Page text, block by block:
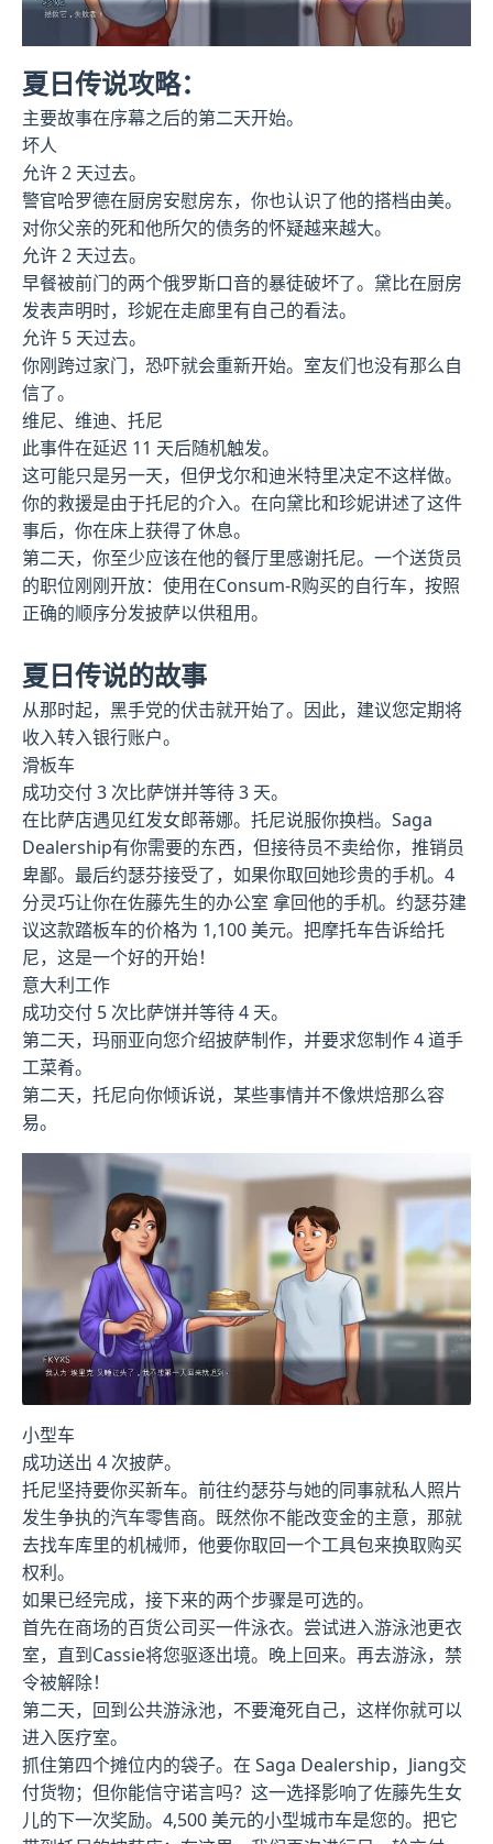
夏日传说攻略：
主要故事在序幕之后的第二天开始。
坏人
允许 2 天过去。
警官哈罗德在厨房安慰房东，你也认识了他的搭档由美。
对你父亲的死和他所欠的债务的怀疑越来越大。
允许 2 天过去。
早餐被前门的两个俄罗斯口音的暴徒破坏了。黛比在厨房
发表声明时，珍妮在走廊里有自己的看法。
允许 5 天过去。
你刚跨过家门，恐吓就会重新开始。室友们也没有那么自
信了。
维尼、维迪、托尼
此事件在延迟 11 天后随机触发。
这可能只是另一天，但伊戈尔和迪米特里决定不这样做。
你的救援是由于托尼的介入。在向黛比和珍妮讲述了这件
事后，你在床上获得了休息。
第二天，你至少应该在他的餐厅里感谢托尼。一个送货员
的职位刚刚开放：使用在Consum-R购买的自行车，按照
正确的顺序分发披萨以供租用。
夏日传说的故事
从那时起，黑手党的伏击就开始了。因此，建议您定期将
收入转入银行账户。
滑板车
成功交付 3 次比萨饼并等待 3 天。
在比萨店遇见红发女郎蒂娜。托尼说服你换档。Saga
Dealership有你需要的东西，但接待员不卖给你，推销员
卑鄙。最后约瑟芬接受了，如果你取回她珍贵的手机。4
分灵巧让你在佐藤先生的办公室 拿回他的手机。约瑟芬建
议这款踏板车的价格为 1,100 美元。把摩托车告诉给托
尼，这是一个好的开始！
意大利工作
成功交付 5 次比萨饼并等待 4 天。
第二天，玛丽亚向您介绍披萨制作，并要求您制作 4 道手
工菜肴。
第二天，托尼向你倾诉说，某些事情并不像烘焙那么容
易。
小型车
成功送出 4 次披萨。
托尼坚持要你买新车。前往约瑟芬与她的同事就私人照片
发生争执的汽车零售商。既然你不能改变金的主意，那就
去找车库里的机械师，他要你取回一个工具包来换取购买
权利。
如果已经完成，接下来的两个步骤是可选的。
首先在商场的百货公司买一件泳衣。尝试进入游泳池更衣
室，直到Cassie将您驱逐出境。晚上回来。再去游泳，禁
令被解除！
第二天，回到公共游泳池，不要淹死自己，这样你就可以
进入医疗室。
抓住第四个摊位内的袋子。在 Saga Dealership，Jiang交
付货物；但你能信守诺言吗？这一选择影响了佐藤先生女
儿的下一次奖励。4,500 美元的小型城市车是您的。把它